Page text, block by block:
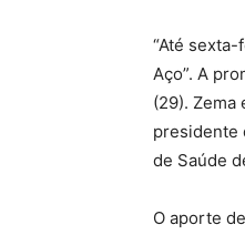
“Até
Aço”. A
(29). Zema
presidente
de Saúde
O aporte